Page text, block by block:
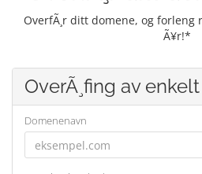
OverfÃ¸r ditt domene, og
Ã¥r!*
OverÃ¸fing av
Domenenavn